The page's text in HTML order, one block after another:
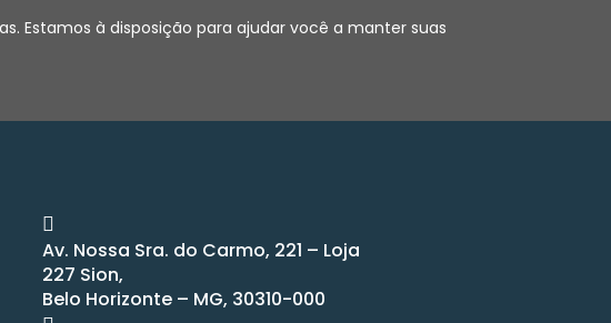
Estamos à disposição para ajudar você a manter suas
Av. Nossa Sra. do Carmo, 221 – Loja
227 Sion,
Belo Horizonte – MG, 30310-000